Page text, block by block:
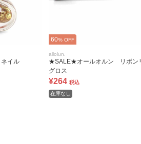
イル
60% OFF
allolun.
★SALE★オールオルン リボン
グロス
¥264 税込
在庫なし